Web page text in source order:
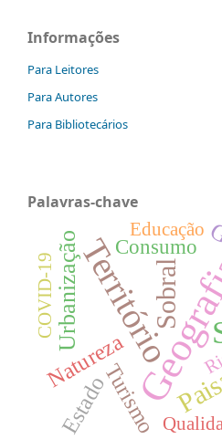
Informações
Para Leitores
Para Autores
Para Bibliotecários
Palavras-chave
Território
Sobral
Urbanização
Turismo
Natureza
Estado
Consumo
Educação
COVID-19